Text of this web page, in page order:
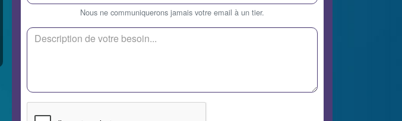
Nous ne communiquerons jamais votre email à un tier.